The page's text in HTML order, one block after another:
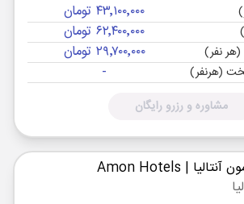
۴۳٬۱۰۰٬۰۰۰ تومان
۶۲٬۴۰۰٬۰۰۰ تومان
نفر) ۲۹٬۷۰۰٬۰۰۰ تومان
(هرنفر) -
مشاوره و رزرو رایگان
آنتالیا | Amon Hotels